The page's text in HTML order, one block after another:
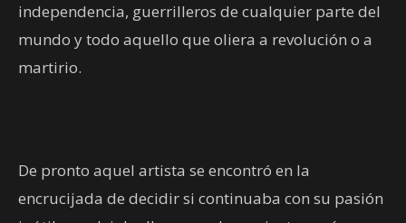
independencia, guerrilleros de cualquier parte del
mundo y todo aquello que oliera a revolución o a
martirio.
De pronto aquel artista se encontró en la
encrucijada de decidir si continuaba con su pasión